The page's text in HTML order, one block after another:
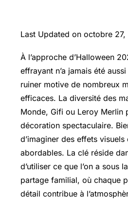
Last Updated on octobre
À l’approche d’Halloween
effrayant n’a jamais été
ruiner motive de nombreux
efficaces. La diversité des
Monde, Gifi ou Leroy Merlin
décoration spectaculaire.
d’imaginer des effets
abordables. La clé réside
d’utiliser ce que l’on a sous
partage familial, où chaque
détail contribue à